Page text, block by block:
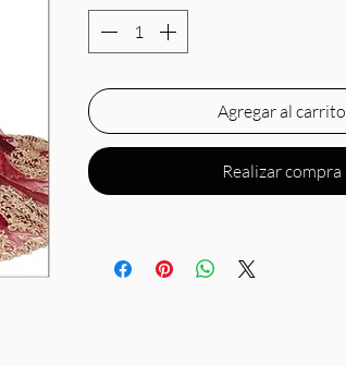
Agregar al carrito
Realizar compra